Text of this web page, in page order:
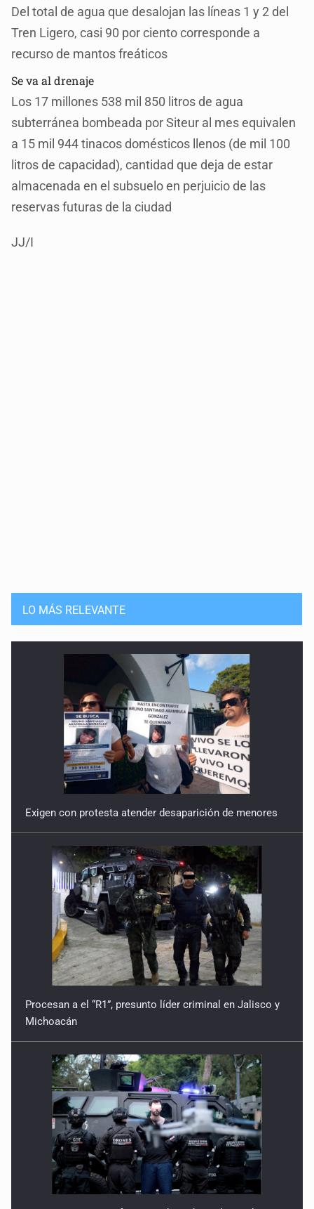
Del total de agua que desalojan las líneas 1 y 2 del
Tren Ligero, casi 90 por ciento corresponde a
recurso de mantos freáticos
Se va al drenaje
Los 17 millones 538 mil 850 litros de agua
subterránea bombeada por Siteur al mes equivalen
a 15 mil 944 tinacos domésticos llenos (de mil 100
litros de capacidad), cantidad que deja de estar
almacenada en el subsuelo en perjuicio de las
reservas futuras de la ciudad
JJ/I
LO MÁS RELEVANTE
Exigen con protesta atender desaparición de menores
Procesan a el “R1”, presunto líder criminal en Jalisco y
Michoacán